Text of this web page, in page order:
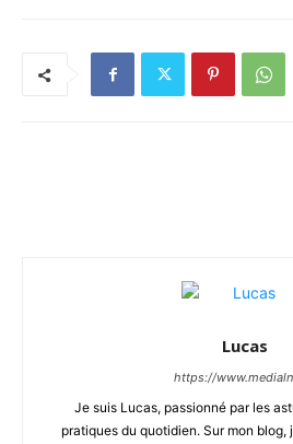
Lucas
https://
Je suis Lucas, passionné par les
pratiques du quotidien. Sur mon blog,